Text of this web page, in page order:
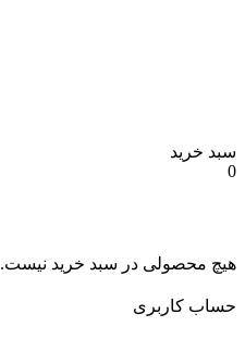
سبد خرید
0
هیچ محصولی در سبد خرید نیست.
حساب کاربری